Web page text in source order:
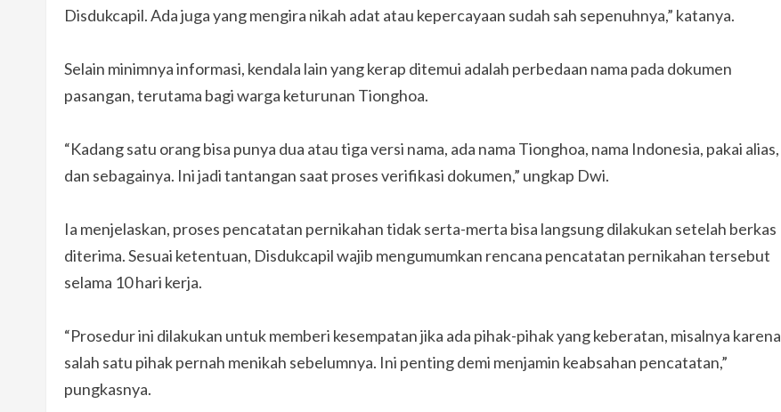
Disdukcapil. Ada juga yang mengira nikah adat atau kepercayaan sudah sah sepenuhnya,” katanya.
Selain minimnya informasi, kendala lain yang kerap ditemui adalah perbedaan nama pada dokumen
pasangan, terutama bagi warga keturunan Tionghoa.
“Kadang satu orang bisa punya dua atau tiga versi nama, ada nama Tionghoa, nama Indonesia, pakai alias,
dan sebagainya. Ini jadi tantangan saat proses verifikasi dokumen,” ungkap Dwi.
Ia menjelaskan, proses pencatatan pernikahan tidak serta-merta bisa langsung dilakukan setelah berkas
diterima. Sesuai ketentuan, Disdukcapil wajib mengumumkan rencana pencatatan pernikahan tersebut
selama 10 hari kerja.
“Prosedur ini dilakukan untuk memberi kesempatan jika ada pihak-pihak yang keberatan, misalnya karena
salah satu pihak pernah menikah sebelumnya. Ini penting demi menjamin keabsahan pencatatan,”
pungkasnya.